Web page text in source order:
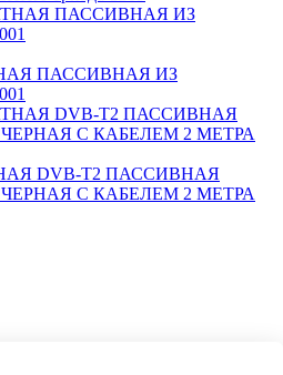
ПАССИВНАЯ ИЗ
DVB-T2 ПАССИВНАЯ
С КАБЕЛЕМ 2 МЕТРА